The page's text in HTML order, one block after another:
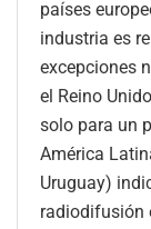
países
industria es
excepciones
el Reino
solo para un
América
Uruguay)
radiodifusión